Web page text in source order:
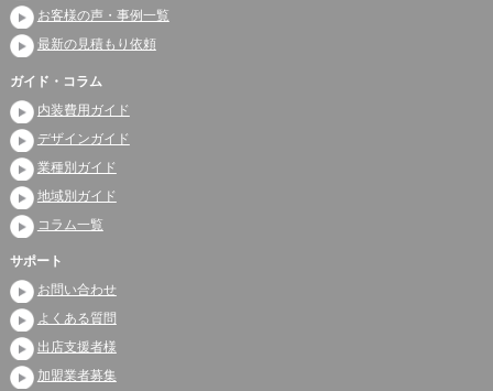
お客様の声・事例一覧
最新の見積もり依頼
ガイド・コラム
内装費用ガイド
デザインガイド
業種別ガイド
地域別ガイド
コラム一覧
サポート
お問い合わせ
よくある質問
出店支援者様
加盟業者募集